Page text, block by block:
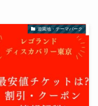
遊園地・テーマパーク